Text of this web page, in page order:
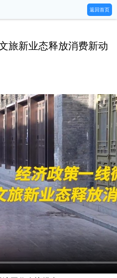
返回首页
旅新业态释放消费新动